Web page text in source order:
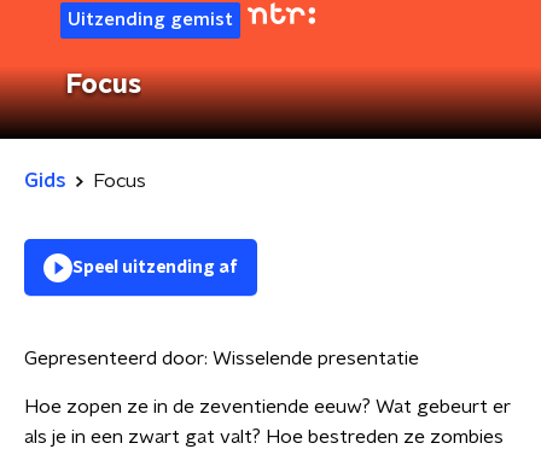
Uitzending gemist
Focus
Gids Focus
Speel uitzending af
Gepresenteerd door: Wisselende presentatie
Hoe zopen ze in de zeventiende eeuw? Wat gebeurt er
als je in een zwart gat valt? Hoe bestreden ze zombies